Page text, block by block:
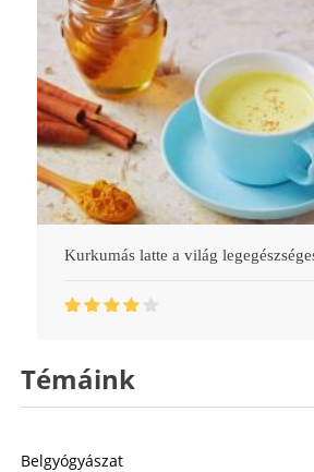
Kurkumás latte a világ
Témáink
Belgyógyászat